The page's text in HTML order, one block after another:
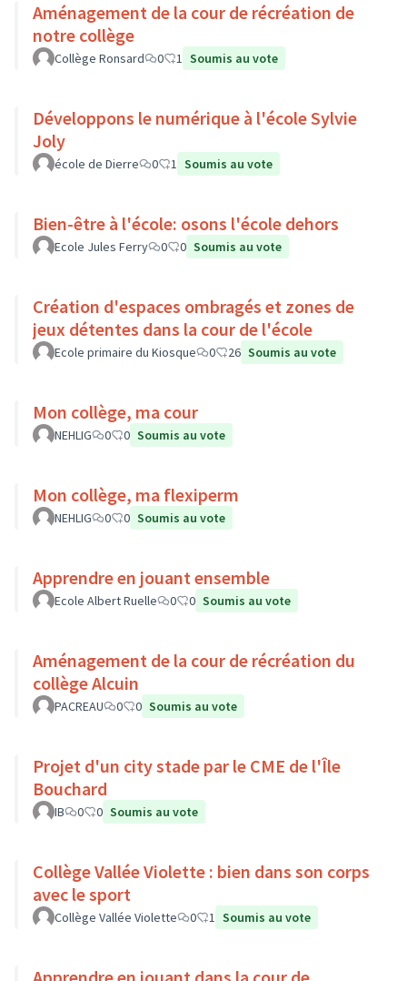
Aménagement de la cour de récréation de
notre collège
Collège Ronsard 0 1 Soumis au vote
Développons le numérique à l'école Sylvie
Joly
école de Dierre 0 1 Soumis au vote
Bien-être à l'école: osons l'école dehors
Ecole Jules Ferry 0 0 Soumis au vote
Création d'espaces ombragés et zones de
jeux détentes dans la cour de l'école
Ecole primaire du Kiosque 0 26 Soumis au vote
Mon collège, ma cour
NEHLIG 0 0 Soumis au vote
Mon collège, ma flexiperm
NEHLIG 0 0 Soumis au vote
Apprendre en jouant ensemble
Ecole Albert Ruelle 0 0 Soumis au vote
Aménagement de la cour de récréation du
collège Alcuin
PACREAU 0 0 Soumis au vote
Projet d'un city stade par le CME de l'Île
Bouchard
IB 0 0 Soumis au vote
Collège Vallée Violette : bien dans son corps
avec le sport
Collège Vallée Violette 0 1 Soumis au vote